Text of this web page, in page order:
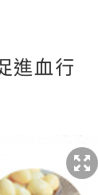
進血行